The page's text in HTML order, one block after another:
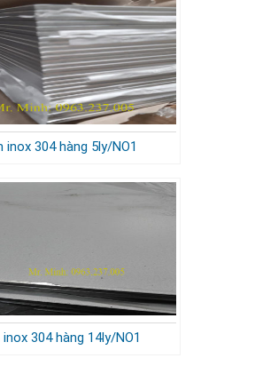
inox 304 hàng 5ly/NO1
inox 304 hàng 14ly/NO1